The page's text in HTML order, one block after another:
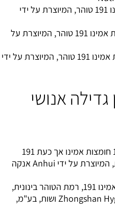
סייזן - Saizen (מספר חומצת אמינו 191 טוהר, המיוצרת על ידי
סרוסטין - Serostim (מספר חומצת אמינו 191 טוהר, המיוצרת על
זורבטיב - Zorbtive (מספר חומצת אמינו 191 טוהר, המיוצרת על ידי
אנושי
אנסומון - Ansomone (היו עם 192 חומצות אמינו אך כעת 191
חומצת אמינו דרגת הטוהר בינונית, המיוצרת על ידי Anhui אנקה
היגטרופין - Hygetropin (חומצת אמינו 191, רמת הטוהר בינונית,
המיוצרת על ידי Zhongshan Hygene Biopharm ושות, בע"מ,